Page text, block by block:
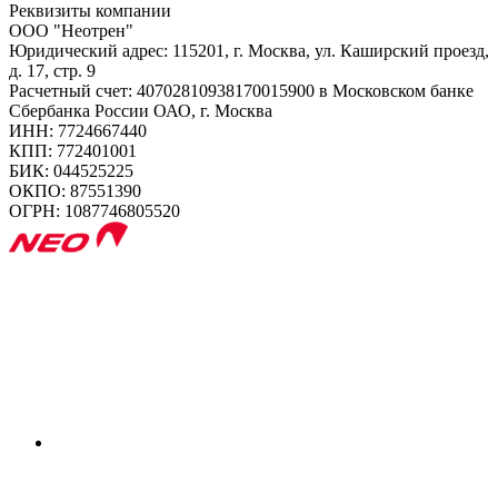
Реквизиты компании
ООО "Неотрен"
Юридический адрес: 115201, г. Москва, ул. Каширский проезд,
д. 17, стр. 9
Расчетный счет: 40702810938170015900 в Московском банке
Сбербанка России ОАО, г. Москва
ИНН: 7724667440
КПП: 772401001
БИК: 044525225
ОКПО: 87551390
ОГРН: 1087746805520